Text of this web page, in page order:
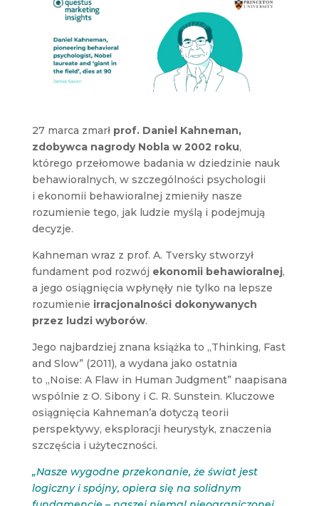
27 marca zmarł prof. Daniel Kahneman,
zdobywca nagrody Nobla w 2002 roku,
którego przełomowe badania w dziedzinie nauk
behawioralnych, w szczególności psychologii
i ekonomii behawioralnej zmieniły nasze
rozumienie tego, jak ludzie myślą i podejmują
decyzje.
Kahneman wraz z prof. A. Tversky stworzył
fundament pod rozwój ekonomii behawioralnej,
a jego osiągnięcia wpłynęły nie tylko na lepsze
rozumienie irracjonalności dokonywanych
przez ludzi wyborów.
Jego najbardziej znana książka to „Thinking, Fast
and Slow” (2011), a wydana jako ostatnia
to „Noise: A Flaw in Human Judgment” naapisana
wspólnie z O. Sibony i C. R. Sunstein. Kluczowe
osiągnięcia Kahneman’a dotyczą teorii
perspektywy, eksploracji heurystyk, znaczenia
szczęścia i użyteczności.
„Nasze wygodne przekonanie, że świat jest
logiczny i spójny, opiera się na solidnym